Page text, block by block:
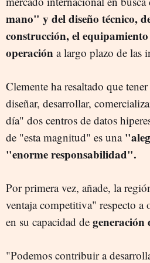
mano" y del diseño técnico,
construcción, el
operación a largo plazo de las
Clemente ha resaltado que
diseñar, desarrollar,
día" dos centros de datos
de "esta magnitud" es una
"enorme responsabilidad".
Por primera vez, añade, la
ventaja competitiva" respecto a
en su capacidad de generación
"Podemos contribuir a